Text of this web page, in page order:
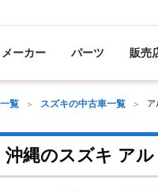
メーカー パーツ 販売
覧 スズキの中古車一覧 ア
沖縄のスズキ ア